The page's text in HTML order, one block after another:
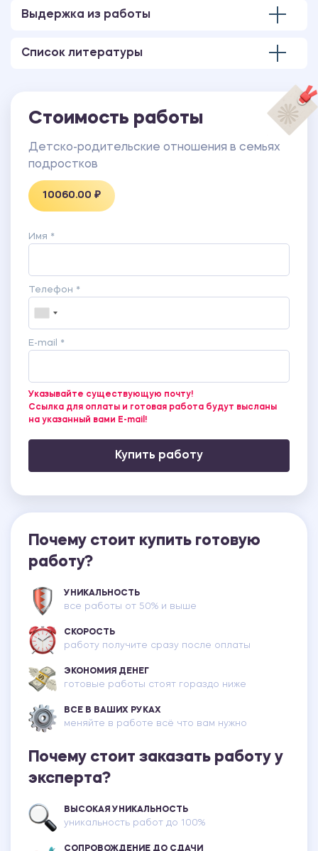
Выдержка из работы
Список литературы
Стоимость работы
Детско-родительские отношения в семьях
подростков
10060.00 ₽
Имя *
Телефон *
E-mail *
Указывайте существующую почту!
Ссылка для оплаты и готовая работа будут высланы
на указанный вами E-mail!
Купить работу
Почему стоит купить готовую
работу?
УНИКАЛЬНОСТЬ
все работы от 50% и выше
СКОРОСТЬ
работу получите сразу после оплаты
ЭКОНОМИЯ ДЕНЕГ
готовые работы стоят гораздо ниже
ВСЕ В ВАШИХ РУКАХ
меняйте в работе всё что вам нужно
Почему стоит заказать работу у
эксперта?
ВЫСОКАЯ УНИКАЛЬНОСТЬ
уникальность работ до 100%
СОПРОВОЖДЕНИЕ ДО СДАЧИ